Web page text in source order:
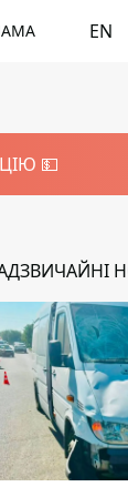
EN
💵